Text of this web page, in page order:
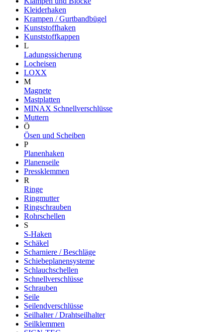
Kleiderhaken
Krampen / Gurtbandbügel
Kunststoffhaken
Kunststoffkappen
L
Ladungssicherung
Locheisen
LOXX
M
Magnete
Mastplatten
MINAX Schnellverschlüsse
Muttern
Ö
Ösen und Scheiben
P
Planenhaken
Planenseile
Pressklemmen
R
Ringe
Ringmutter
Ringschrauben
Rohrschellen
S
S-Haken
Schäkel
Scharniere / Beschläge
Schiebeplanensysteme
Schlauchschellen
Schnellverschlüsse
Schrauben
Seile
Seilendverschlüsse
Seilhalter / Drahtseilhalter
Seilklemmen